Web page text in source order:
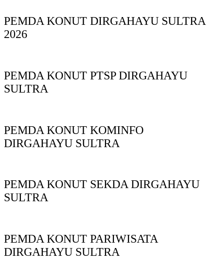
PEMDA KONUT DIRGAHAYU SULTRA
2026
PEMDA KONUT PTSP DIRGAHAYU
SULTRA
PEMDA KONUT KOMINFO
DIRGAHAYU SULTRA
PEMDA KONUT SEKDA DIRGAHAYU
SULTRA
PEMDA KONUT PARIWISATA
DIRGAHAYU SULTRA